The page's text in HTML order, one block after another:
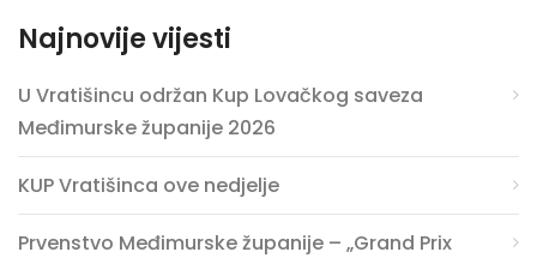
Najnovije vijesti
U Vratišincu održan Kup Lovačkog saveza
Međimurske županije 2026
KUP Vratišinca ove nedjelje
Prvenstvo Međimurske županije – „Grand Prix